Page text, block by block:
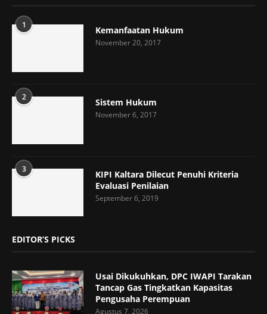
1 Kemanfaatan Hukum
November 20, 2017
2 Sistem Hukum
November 6, 2017
3
KIPI Kaltara Dilecut Penuhi Kriteria
Evaluasi Penilaian
September 6, 2019
EDITOR’S PICKS
Usai Dikukuhkan, DPC IWAPI Tarakan
Tancap Gas Tingkatkan Kapasitas
Pengusaha Perempuan
Agustus 7, 2026